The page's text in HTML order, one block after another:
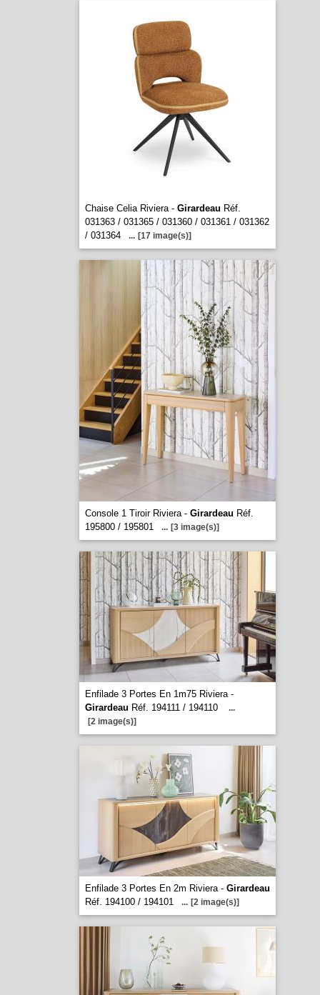
Chaise Celia Riviera - Girardeau Réf.
031363 / 031365 / 031360 / 031361 / 031362
/ 031364
... [17 image(s)]
Console 1 Tiroir Riviera - Girardeau Réf.
195800 / 195801
... [3 image(s)]
Enfilade 3 Portes En 1m75 Riviera -
Girardeau Réf. 194111 / 194110
...
[2 image(s)]
Enfilade 3 Portes En 2m Riviera - Girardeau
Réf. 194100 / 194101
... [2 image(s)]